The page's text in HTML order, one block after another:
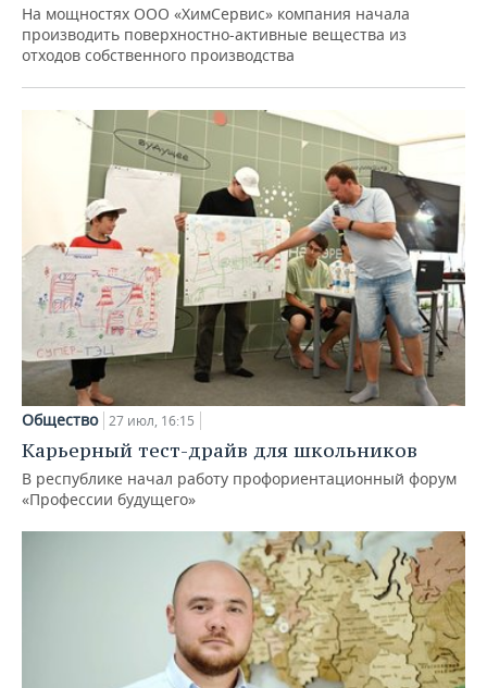
На мощностях ООО «ХимСервис» компания начала
производить поверхностно-активные вещества из
отходов собственного производства
Общество 27 июл, 16:15
Карьерный тест-драйв для школьников
В республике начал работу профориентационный форум
«Профессии будущего»